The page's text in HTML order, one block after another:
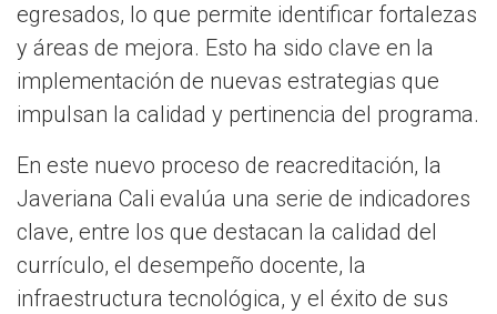
egresados, lo que permite identificar fortalezas
y áreas de mejora. Esto ha sido clave en la
implementación de nuevas estrategias que
impulsan la calidad y pertinencia del programa.
En este nuevo proceso de reacreditación, la
Javeriana Cali evalúa una serie de indicadores
clave, entre los que destacan la calidad del
currículo, el desempeño docente, la
infraestructura tecnológica, y el éxito de sus